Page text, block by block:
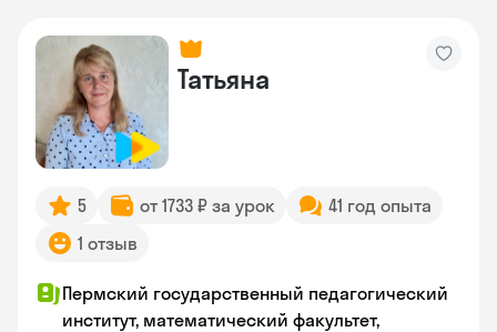
Татьяна
5 от 1733 ₽ за урок
41 год опыта
1 отзыв
Пермский государственный педагогический
институт, математический факультет,